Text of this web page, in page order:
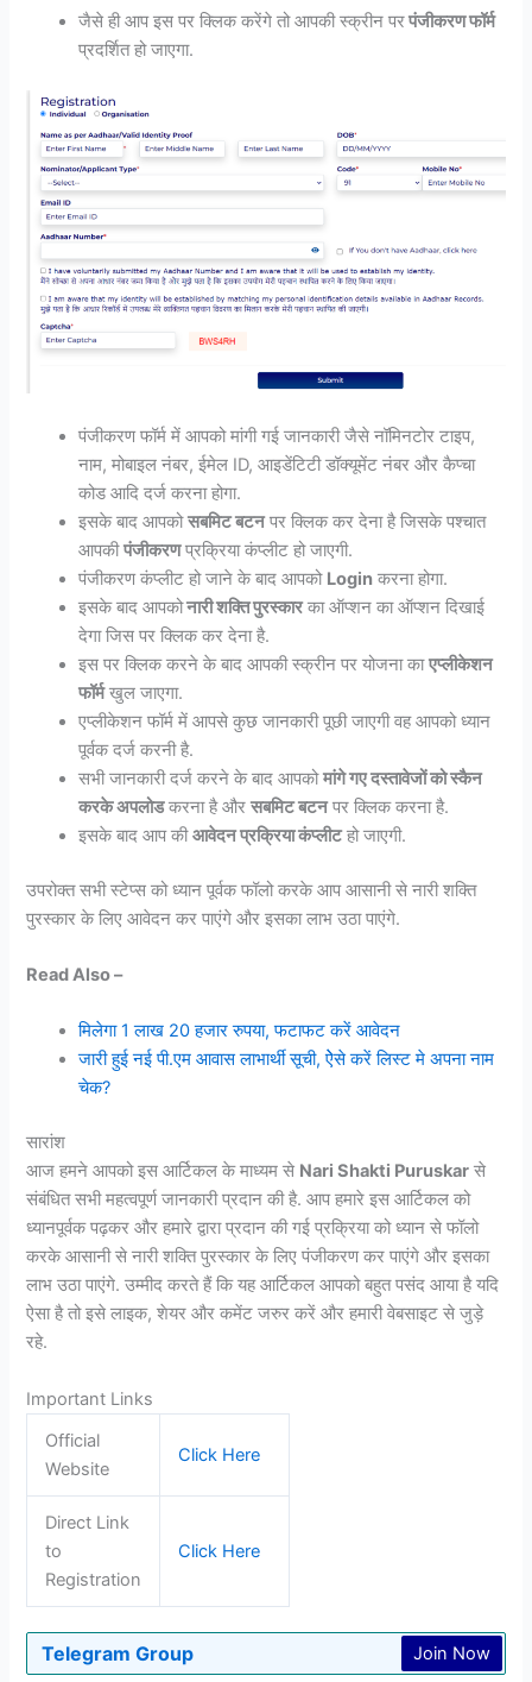
जैसे ही आप इस पर क्लिक करेंगे तो आपकी स्क्रीन परपंजीकरण फॉर्म
प्रदर्शित हो जाएगा.
पंजीकरण फॉर्म में आपको मांगी गई जानकारी जैसे नॉमिनटोर टाइप,
नाम, मोबाइल नंबर, ईमेल ID, आइडेंटिटी डॉक्यूमेंट नंबर और कैप्चा
कोड आदि दर्ज करना होगा.
इसके बाद आपकोसबमिट बटनपर क्लिक कर देना है जिसके पश्चात
आपकीपंजीकरणप्रक्रिया कंप्लीट हो जाएगी.
पंजीकरण कंप्लीट हो जाने के बाद आपको Login करना होगा.
इसके बाद आपकोनारी शक्ति पुरस्कारका ऑप्शन का ऑप्शन दिखाई
देगा जिस पर क्लिक कर देना है.
इस पर क्लिक करने के बाद आपकी स्क्रीन पर योजना काएप्लीकेशन
फॉर्मखुल जाएगा.
एप्लीकेशन फॉर्म में आपसे कुछ जानकारी पूछी जाएगी वह आपको ध्यान
पूर्वक दर्ज करनी है.
सभी जानकारी दर्ज करने के बाद आपकोमांगे गए दस्तावेजों को स्कैन
करके अपलोडकरना है औरसबमिट बटनपर क्लिक करना है.
इसके बाद आप कीआवेदन प्रक्रिया कंप्लीटहो जाएगी.
उपरोक्त सभी स्टेप्स को ध्यान पूर्वक फॉलो करके आप आसानी से नारी शक्ति
पुरस्कार के लिए आवेदन कर पाएंगे और इसका लाभ उठा पाएंगे.
Read Also –
मिलेगा 1 लाख 20 हजार रुपया, फटाफट करें आवेदन
जारी हुई नई पी.एम आवास लाभार्थी सूची, ऐेसे करें लिस्ट मे अपना नाम
चेक?
सारांश
आज हमने आपको इस आर्टिकल के माध्यम से Nari Shakti Puruskar से
संबंधित सभी महत्वपूर्ण जानकारी प्रदान की है. आप हमारे इस आर्टिकल को
ध्यानपूर्वक पढ़कर और हमारे द्वारा प्रदान की गई प्रक्रिया को ध्यान से फॉलो
करके आसानी से नारी शक्ति पुरस्कार के लिए पंजीकरण कर पाएंगे और इसका
लाभ उठा पाएंगे. उम्मीद करते हैं कि यह आर्टिकल आपको बहुत पसंद आया है यदि
ऐसा है तो इसे लाइक, शेयर और कमेंट जरुर करें और हमारी वेबसाइट से जुड़े
रहे.
Important Links
Official
Website
Click Here
Direct Link
to
Registration
Click Here
Telegram Group Join Now